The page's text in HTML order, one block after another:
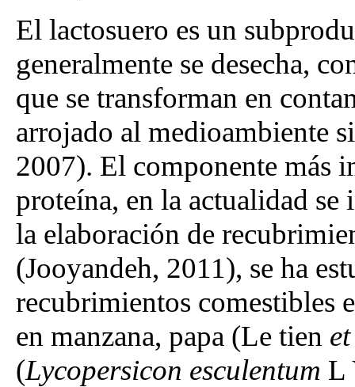
El lactosuero es un
generalmente se desecha,
que se transforman en
arrojado al medioambiente
2007). El componente más
proteína, en la actualidad
la elaboración de
(Jooyandeh, 2011), se ha
recubrimientos comestibles
en manzana, papa (Le tien
(Lycopersicon esculentum L